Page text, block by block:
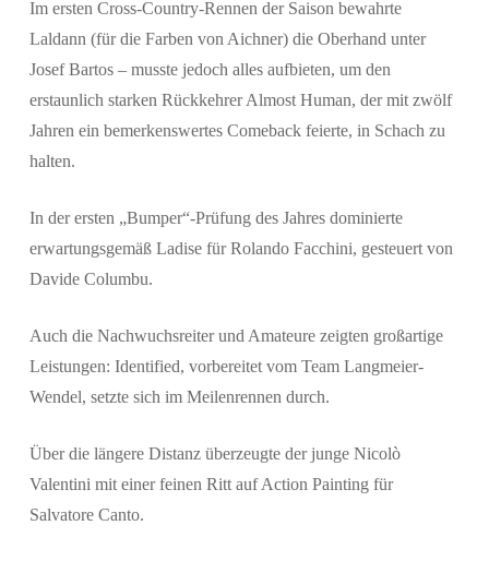
Im ersten Cross-Country-Rennen der Saison bewahrte
Laldann (für die Farben von Aichner) die Oberhand unter
Josef Bartos – musste jedoch alles aufbieten, um den
erstaunlich starken Rückkehrer Almost Human, der mit zwölf
Jahren ein bemerkenswertes Comeback feierte, in Schach zu
halten.
In der ersten „Bumper“-Prüfung des Jahres dominierte
erwartungsgemäß Ladise für Rolando Facchini, gesteuert von
Davide Columbu.
Auch die Nachwuchsreiter und Amateure zeigten großartige
Leistungen: Identified, vorbereitet vom Team Langmeier-
Wendel, setzte sich im Meilenrennen durch.
Über die längere Distanz überzeugte der junge Nicolò
Valentini mit einer feinen Ritt auf Action Painting für
Salvatore Canto.